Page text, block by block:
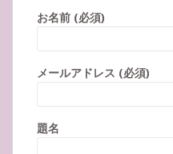
お名前 (必須)
メールアドレス (必須)
題名